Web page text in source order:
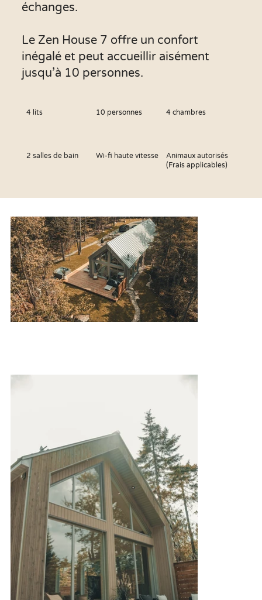
échanges.
Le Zen House 7 offre un confort
inégalé et peut accueillir aisément
jusqu’à 10 personnes.
4 lits 10 personnes 4 chambres
2 salles de bain Wi-fi haute vitesse
Animaux autorisés
(Frais applicables)